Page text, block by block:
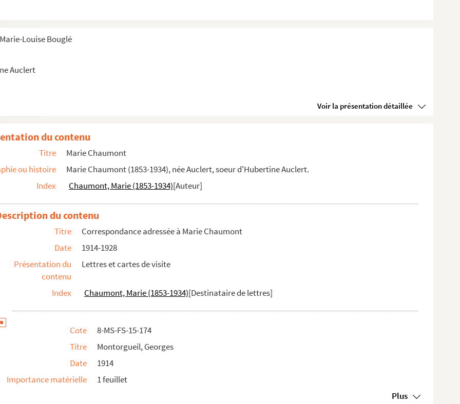
Louise Bouglé
Auclert
Voir la présentation détaillée
du contenu
Titre
Marie Chaumont
ou histoire
Marie Chaumont (1853-1934), née Auclert, soeur d'Hubertine Auclert.
Index
Chaumont, Marie (1853-1934)[Auteur]
du contenu
Titre
Correspondance adressée à Marie Chaumont
Date
1914-1928
Présentation du
contenu
Lettres et cartes de visite
Index Chaumont, Marie (1853-1934)[Destinataire de lettres]
Cote
8-MS-FS-15-174
Titre
Montorgueil, Georges
Date
1914
Importance matérielle
1 feuillet
Plus